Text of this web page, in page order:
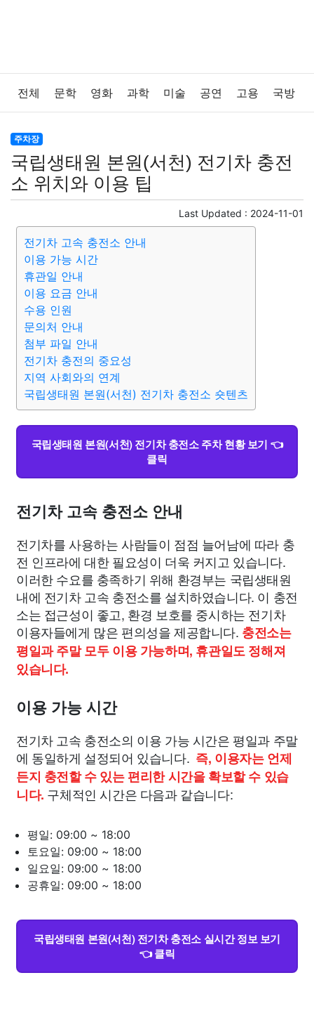
전체 문학 영화 과학 미술 공연 고용 국방
법률
보건 질병 가요 방송 일상 주식 암호화폐
반려동물 패션 미용
증권 인테리어 요리
게임 스포츠
맛집 IT 컴퓨터
의료 의학 경제 마케팅
교통 생활 기타
주차장
국립생태원 본원(서천) 전기차 충전
소 위치와 이용 팁
Last Updated : 2024-11-01
전기차 고속 충전소 안내
이용 가능 시간
휴관일 안내
이용 요금 안내
수용 인원
문의처 안내
첨부 파일 안내
전기차 충전의 중요성
지역 사회와의 연계
국립생태원 본원(서천) 전기차 충전소 숏텐츠
국립생태원 본원(서천) 전기차 충전소 주차 현황 보기 👈
클릭
전기차 고속 충전소 안내
전기차를 사용하는 사람들이 점점 늘어남에 따라 충
전 인프라에 대한 필요성이 더욱 커지고 있습니다.
이러한 수요를 충족하기 위해 환경부는 국립생태원
내에 전기차 고속 충전소를 설치하였습니다. 이 충전
소는 접근성이 좋고, 환경 보호를 중시하는 전기차
이용자들에게 많은 편의성을 제공합니다. 충전소는
평일과 주말 모두 이용 가능하며, 휴관일도 정해져
있습니다.
이용 가능 시간
전기차 고속 충전소의 이용 가능 시간은 평일과 주말
에 동일하게 설정되어 있습니다. 즉, 이용자는 언제
든지 충전할 수 있는 편리한 시간을 확보할 수 있습
니다. 구체적인 시간은 다음과 같습니다:
평일: 09:00 ~ 18:00
토요일: 09:00 ~ 18:00
일요일: 09:00 ~ 18:00
공휴일: 09:00 ~ 18:00
국립생태원 본원(서천) 전기차 충전소 실시간 정보 보기
👈 클릭